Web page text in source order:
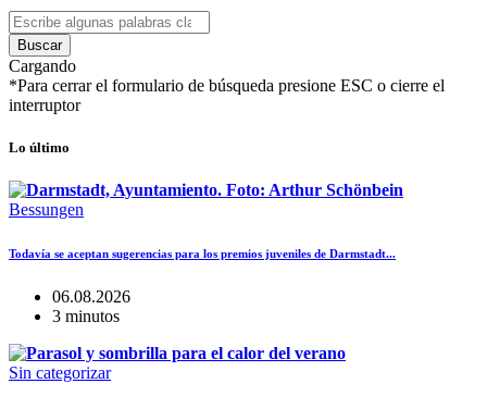
Buscar
Cargando
*Para cerrar el formulario de búsqueda presione ESC o cierre el
interruptor
Lo último
Bessungen
Todavía se aceptan sugerencias para los premios juveniles de Darmstadt...
06.08.2026
3 minutos
Sin categorizar